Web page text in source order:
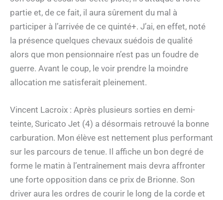
partie et, de ce fait, il aura sûrement du mal à
participer à l’arrivée de ce quinté+. J’ai, en effet, noté
la présence quelques chevaux suédois de qualité
alors que mon pensionnaire n’est pas un foudre de
guerre. Avant le coup, le voir prendre la moindre
allocation me satisferait pleinement.
Vincent Lacroix : Après plusieurs sorties en demi-
teinte, Suricato Jet (4) a désormais retrouvé la bonne
carburation. Mon élève est nettement plus performant
sur les parcours de tenue. Il affiche un bon degré de
forme le matin à l’entraînement mais devra affronter
une forte opposition dans ce prix de Brionne. Son
driver aura les ordres de courir le long de la corde et